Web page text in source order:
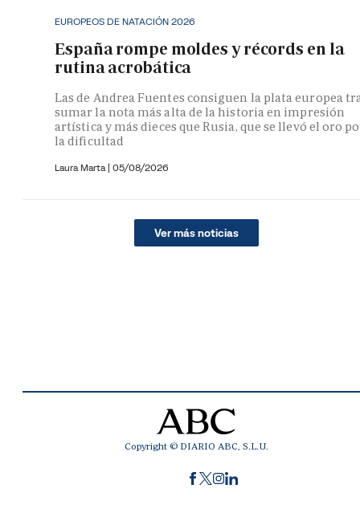
EUROPEOS DE NATACIÓN 2026
España rompe moldes y récords en la
rutina acrobática
Las de Andrea Fuentes consiguen la plata europea
sumar la nota más alta de la historia en impresión
artística y más dieces que Rusia, que se llevó el oro
la dificultad
Laura Marta | 05/08/2026
Ver más noticias
Copyright © DIARIO ABC, S.L.U.